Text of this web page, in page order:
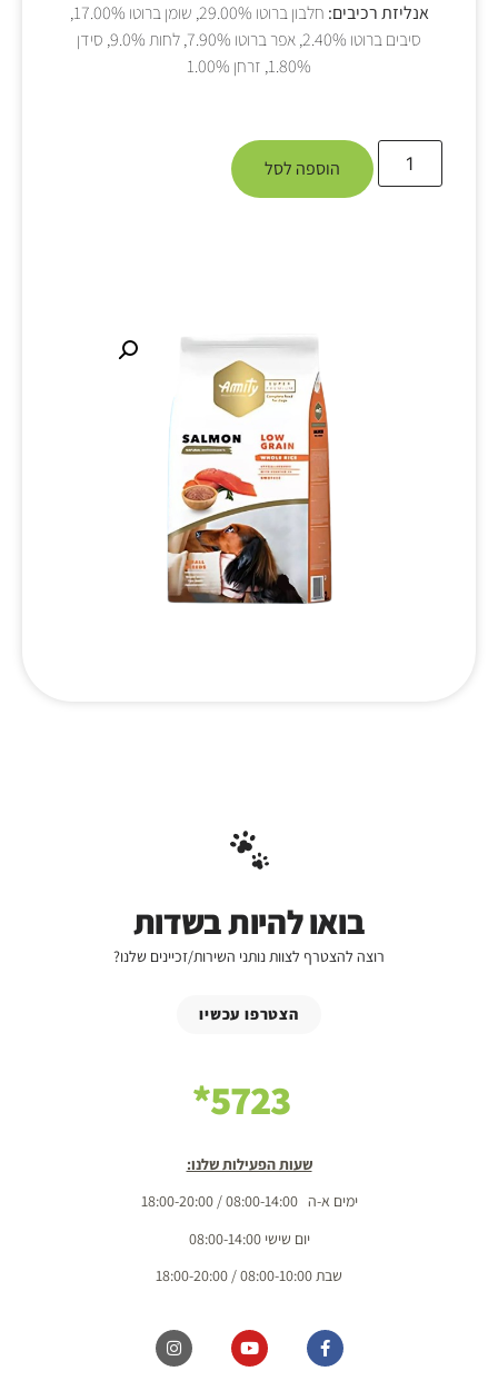
אנליזת רכיבים:
חלבון ברוטו 29.00%, שומן ברוטו 17.00%,
סיבים ברוטו 2.40%, אפר ברוטו 7.90%, לחות 9.0%, סידן
1.80%, זרחן 1.00%
הוספה לסל
בואו להיות בשדות
רוצה להצטרף לצוות נותני השירות/זכיינים שלנו?
הצטרפו עכשיו
5723*
שעות הפעילות שלנו:
ימים א-ה 08:00-14:00 / 18:00-20:00
יום שישי 08:00-14:00
שבת 08:00-10:00 / 18:00-20:00